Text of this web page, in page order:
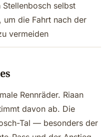
selbst
um die Fahrt nach der
vermeiden
Rennräder. Riaan
davon ab. Die
Tal — besonders der